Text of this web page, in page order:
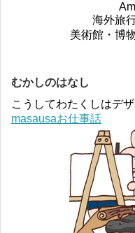
海外旅
美術館・博
むかしのはなし
こうしてわたくしはデ
masausaお仕事話